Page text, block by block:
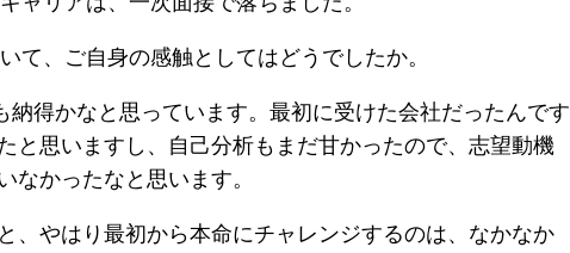
て、ご自身の感触としてはどうでしたか。
納得かなと思っています。最初に受けた会社だったんです
と思いますし、自己分析もまだ甘かったので、志望動機
なかったなと思います。
、やはり最初から本命にチャレンジするのは、なかなか